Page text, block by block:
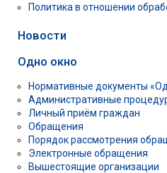
Политика в отношении
Новости
Одно окно
Нормативные документы
Административные
Личный приём граждан
Обращения
Порядок рассмотрения
Электронные обращения
Вышестоящие организации